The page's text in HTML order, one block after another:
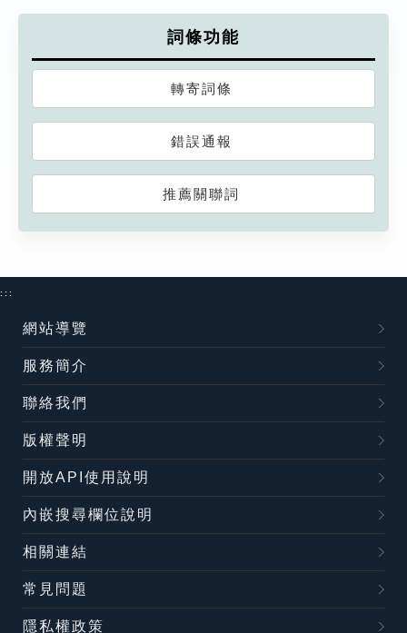
詞條功能
轉寄詞條
錯誤通報
推薦關聯詞
:::
網站導覽
服務簡介
聯絡我們
版權聲明
開放API使用說明
內嵌搜尋欄位說明
相關連結
常見問題
隱私權政策